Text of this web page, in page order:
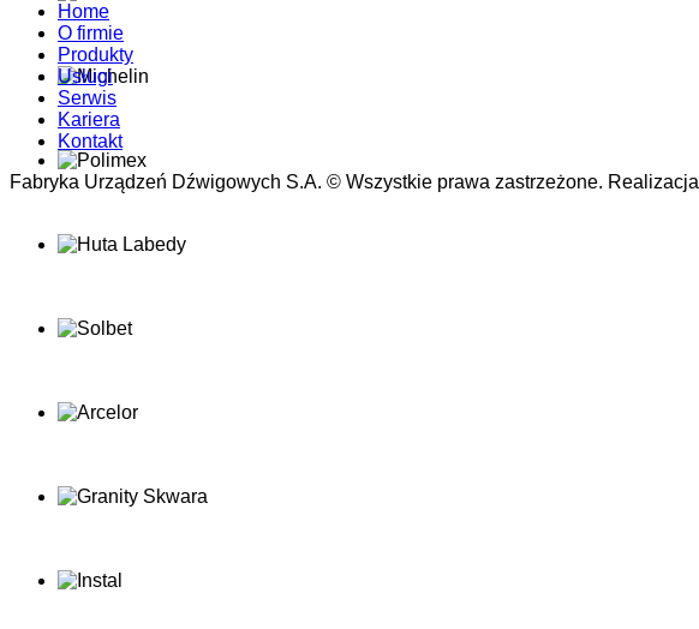
Home
O firmie
Produkty
Usługi
Serwis
Kariera
Kontakt
Fabryka Urządzeń Dźwigowych S.A. © Wszystkie prawa zastrzeżone. Realizacja